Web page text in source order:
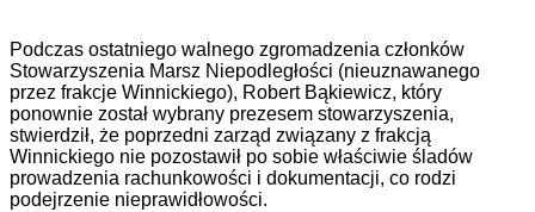
Podczas ostatniego walnego zgromadzenia członków
Stowarzyszenia Marsz Niepodległości (nieuznawanego
przez frakcje Winnickiego), Robert Bąkiewicz, który
ponownie został wybrany prezesem stowarzyszenia,
stwierdził, że poprzedni zarząd związany z frakcją
Winnickiego nie pozostawił po sobie właściwie śladów
prowadzenia rachunkowości i dokumentacji, co rodzi
podejrzenie nieprawidłowości.